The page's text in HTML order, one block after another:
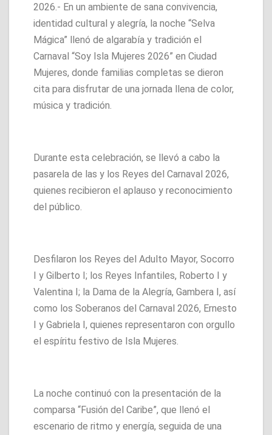
2026.- En un ambiente de sana convivencia,
identidad cultural y alegría, la noche “Selva
Mágica” llenó de algarabía y tradición el
Carnaval “Soy Isla Mujeres 2026” en Ciudad
Mujeres, donde familias completas se dieron
cita para disfrutar de una jornada llena de color,
música y tradición.
Durante esta celebración, se llevó a cabo la
pasarela de las y los Reyes del Carnaval 2026,
quienes recibieron el aplauso y reconocimiento
del público.
Desfilaron los Reyes del Adulto Mayor, Socorro
I y Gilberto I; los Reyes Infantiles, Roberto I y
Valentina I; la Dama de la Alegría, Gambera I, así
como los Soberanos del Carnaval 2026, Ernesto
I y Gabriela I, quienes representaron con orgullo
el espíritu festivo de Isla Mujeres.
La noche continuó con la presentación de la
comparsa “Fusión del Caribe”, que llenó el
escenario de ritmo y energía, seguida de una